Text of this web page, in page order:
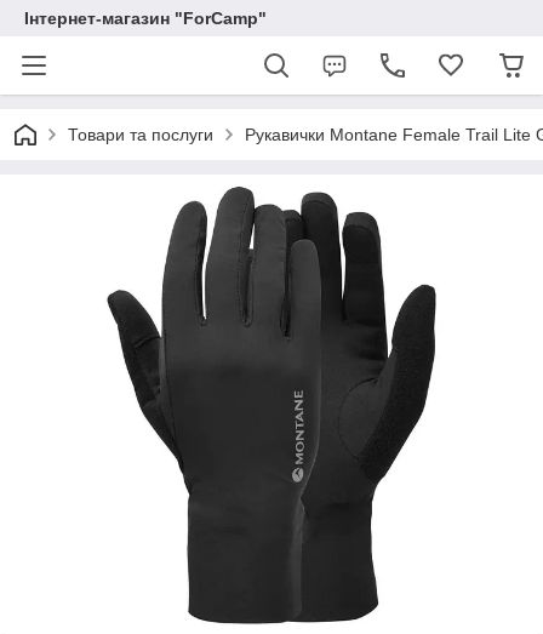
Інтернет-магазин "ForCamp"
Товари та послуги Рукавички Montane Female Trail